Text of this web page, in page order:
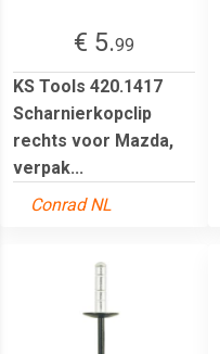
€ 5.99
KS Tools 420.1417
Scharnierkopclip
rechts voor Mazda,
verpak...
Conrad NL